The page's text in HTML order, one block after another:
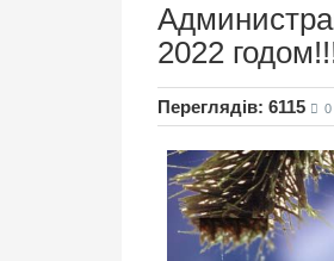
2022
Переглядів: 6115 0